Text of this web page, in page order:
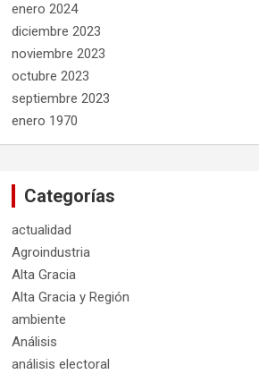
enero 2024
diciembre 2023
noviembre 2023
octubre 2023
septiembre 2023
enero 1970
Categorías
actualidad
Agroindustria
Alta Gracia
Alta Gracia y Región
ambiente
Análisis
análisis electoral